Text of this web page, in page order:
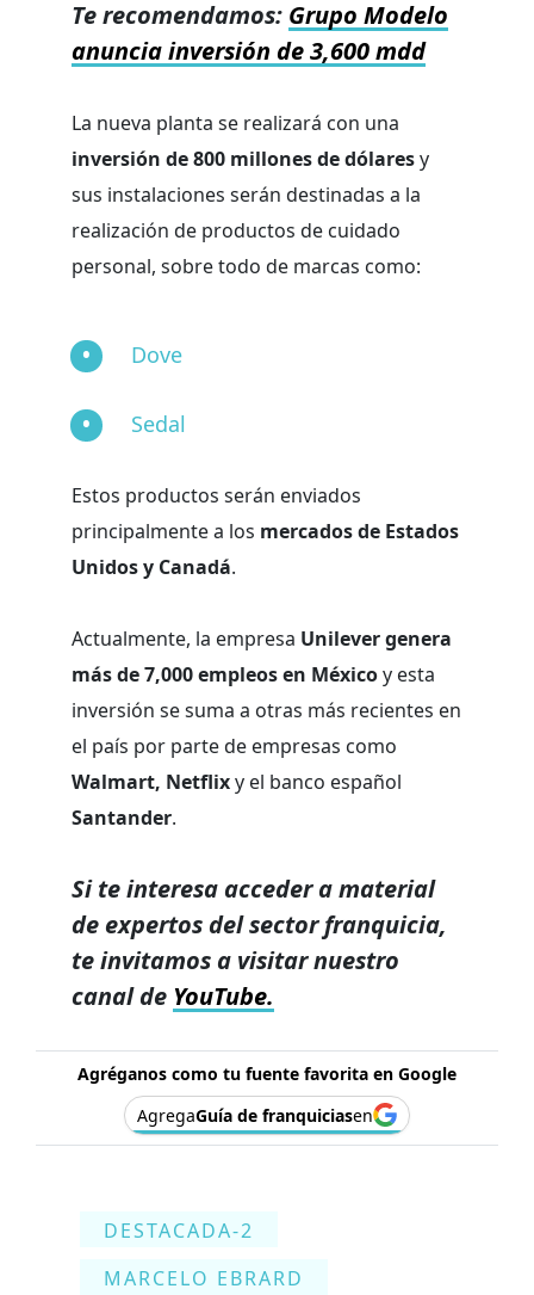
Te recomendamos: Grupo Modelo
anuncia inversión de 3,600 mdd
La nueva planta se realizará con una
inversión de 800 millones de dólaresy
sus instalaciones serán destinadas a la
realización de productos de cuidado
personal, sobre todo de marcas como:
Dove
Sedal
Estos productos serán enviados
principalmente a los mercados de Estados
Unidos y Canadá.
Actualmente, la empresa Unilever genera
más de 7,000 empleos en Méxicoy esta
inversión se suma a otras más recientes en
el país por parte de empresas como
Walmart, Netflixy el banco español
Santander.
Si te interesa acceder a material
de expertos del sector franquicia,
te invitamos a visitar nuestro
canal de YouTube.
Agréganos como tu fuente favorita en Google
AgregaGuía de franquiciasen
DESTACADA-2
MARCELO EBRARD